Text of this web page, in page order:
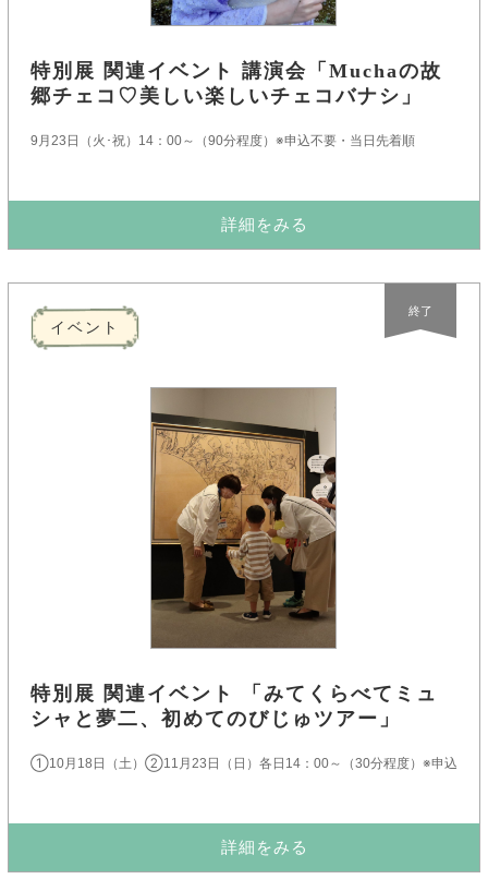
特別展 関連イベント 講演会「Muchaの故
郷チェコ♡美しい楽しいチェコバナシ」
9月23日（火･祝）14：00～（90分程度）※申込不要・当日先着順
詳細をみる
イベント
終了
特別展 関連イベント 「みてくらべてミュ
シャと夢二、初めてのびじゅツアー」
①10月18日（土）②11月23日（日）各日14：00～（30分程度）※申込不要
詳細をみる